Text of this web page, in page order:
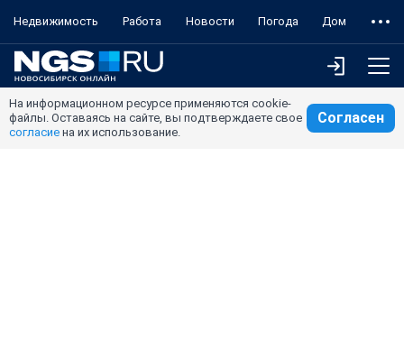
Недвижимость Работа Новости Погода Дом
На информационном ресурсе применяются cookie-
файлы. Оставаясь на сайте, вы подтверждаете свое
согласие на их использование.
Согласен